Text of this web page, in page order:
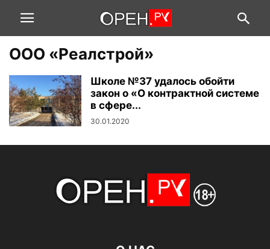
ООО «Реалстрой»
Школе №37 удалось обойти
закон о «О контрактной системе
в сфере...
30.01.2020